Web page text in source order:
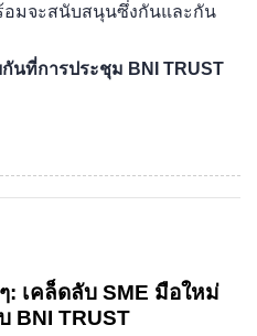
มจะสนับสนุนซึ่งกันและกัน
นที่การประชุม BNI TRUST
เคล็ดลับ SME มือใหม่
BNI TRUST